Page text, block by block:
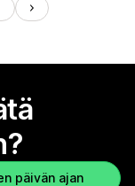
päivän ajan